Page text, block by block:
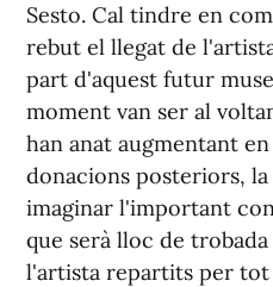
Sesto. Cal tindre en
rebut el llegat de
part d'aquest futur
moment van ser al
han anat augmentant
donacions posteriors,
imaginar l'important
que serà lloc de
l'artista repartits per